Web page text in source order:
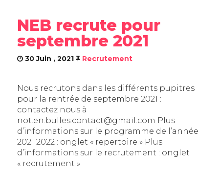
NEB recrute pour
septembre 2021
30 Juin , 2021 Recrutement
Nous recrutons dans les différents pupitres
pour la rentrée de septembre 2021 :
contactez nous à
not.en.bulles.contact@gmail.com Plus
d’informations sur le programme de l’année
2021 2022 : onglet « repertoire » Plus
d’informations sur le recrutement : onglet
« recrutement »